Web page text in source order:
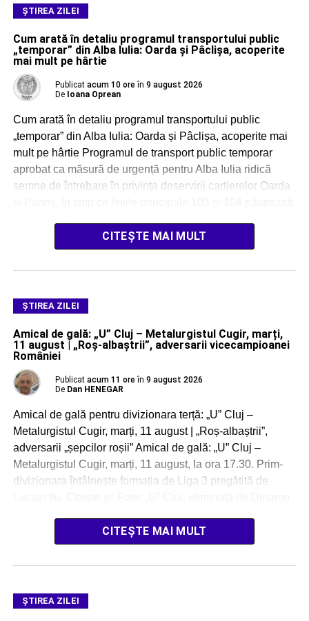
ŞTIREA ZILEI
Cum arată în detaliu programul transportului public
„temporar” din Alba Iulia: Oarda și Pâclișa, acoperite
mai mult pe hârtie
Publicat acum 10 ore în 9 august 2026
De Ioana Oprean
Cum arată în detaliu programul transportului public
„temporar” din Alba Iulia: Oarda și Pâclișa, acoperite mai
mult pe hârtie Programul de transport public temporar
aprobat ca măsură de urgență pentru Alba Iulia ridică
semne de întrebare în privința deservirii cartierelor Oarda
CITEȘTE MAI MULT
ŞTIREA ZILEI
Amical de gală: „U” Cluj – Metalurgistul Cugir, marți,
11 august | „Roș-albaștrii”, adversarii vicecampioanei
României
Publicat acum 11 ore în 9 august 2026
De Dan HENEGAR
Amical de gală pentru divizionara terță: „U” Cluj –
Metalurgistul Cugir, marți, 11 august | „Roș-albaștrii”,
adversarii „șepcilor roșii” Amical de gală: „U” Cluj –
Metalurgistul Cugir, marți, 11 august, la ora 17.30. Prim-
divizionara întâlnește formația de Liga 3 pregătită de
CITEȘTE MAI MULT
ŞTIREA ZILEI